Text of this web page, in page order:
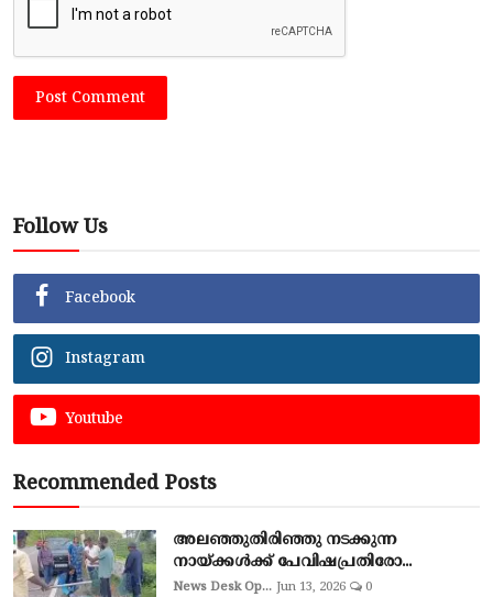
Post Comment
Follow Us
Facebook
Instagram
Youtube
Recommended Posts
അലഞ്ഞുതിരിഞ്ഞു നടക്കുന്ന
നായ്ക്കൾക്ക് പേവിഷപ്രതിരോ...
News Desk Op... Jun 13, 2026 0